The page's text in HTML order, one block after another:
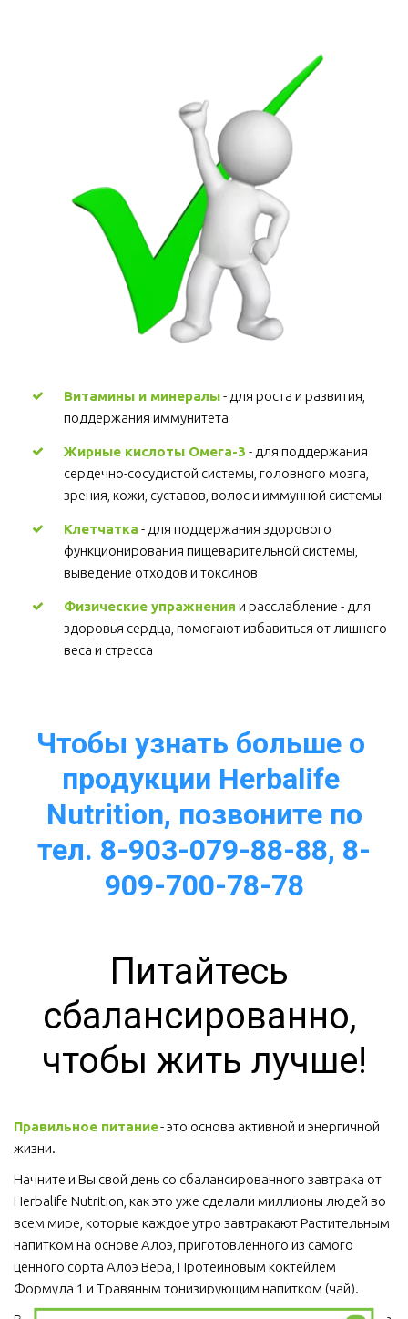
Витамины и минералы - для роста и развития,
поддержания иммунитета
Жирные кислоты Омега-3 - для поддержания
сердечно-сосудистой системы, головного мозга,
зрения, кожи, суставов, волос и иммунной системы
Клетчатка - для поддержания здорового
функционирования пищеварительной системы,
выведение отходов и токсинов
Физические упражнения и расслабление - для
здоровья сердца, помогают избавиться от лишнего
веса и стресса
Чтобы узнать больше о
продукции Herbalife
Nutrition, позвоните по
тел. 8-903-079-88-88, 8-
909-700-78-78
Питайтесь
сбалансированно,
чтобы жить лучше!
Правильное питание - это основа активной и энергичной
жизни.
Начните и Вы свой день со сбалансированного завтрака от
Herbalife Nutrition, как это уже сделали миллионы людей во
всем мире, которые каждое утро завтракают Растительным
напитком на основе Алоэ, приготовленного из самого
ценного сорта Алоэ Вера, Протеиновым коктейлем
Формула 1 и Травяным тонизирующим напитком (чай).